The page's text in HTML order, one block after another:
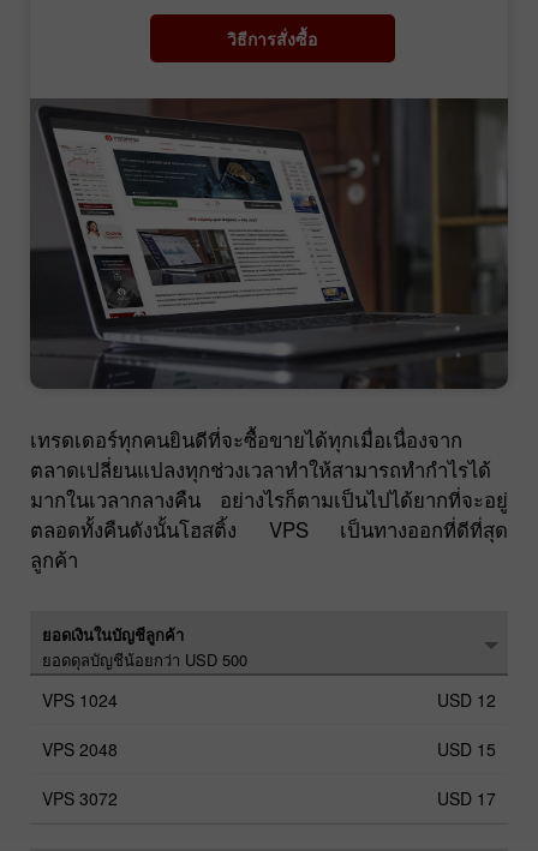
วิธีการสั่งซื้อ
เทรดเดอร์ทุกคนยินดีที่จะซื้อขายได้ทุกเมื่อเนื่องจาก
ตลาดเปลี่ยนแปลงทุกช่วงเวลาทำให้สามารถทำกำไรได้
มากในเวลากลางคืน อย่างไรก็ตามเป็นไปได้ยากที่จะอยู่
ตลอดทั้งคืนดังนั้นโฮสติ้ง VPS เป็นทางออกที่ดีที่สุด
ลูกค้า
ยอดเงินในบัญชีลูกค้า
ยอดดุลบัญชีน้อยกว่า USD 500
USD 12
USD 15
USD 17